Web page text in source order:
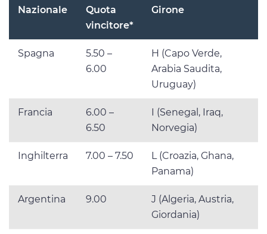
Nazionale
Quota
vincitore*
Girone
Spagna
5.50 –
6.00
H (Capo Verde,
Arabia Saudita,
Uruguay)
Francia
6.00 –
6.50
I (Senegal, Iraq,
Norvegia)
Inghilterra 7.00 – 7.50
L (Croazia, Ghana,
Panama)
Argentina 9.00
J (Algeria, Austria,
Giordania)